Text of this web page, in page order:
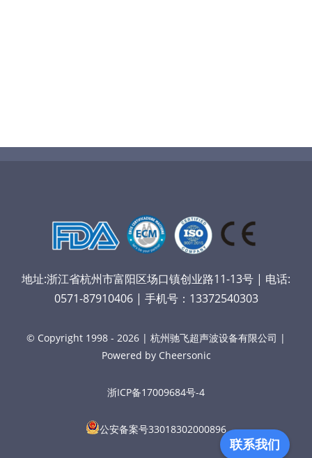
地址:浙江省杭州市富阳区场口镇创业路11-13号 | 电话:
0571-87910406 | 手机号：13372540303
© Copyright 1998 - 2026 | 杭州驰飞超声波设备有限公司 |
Powered by Cheersonic
浙ICP备17009684号-4
公安备案号33018302000896
联系我们